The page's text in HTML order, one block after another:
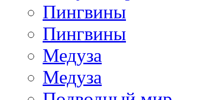
Пингвины
Пингвины
Медуза
Медуза